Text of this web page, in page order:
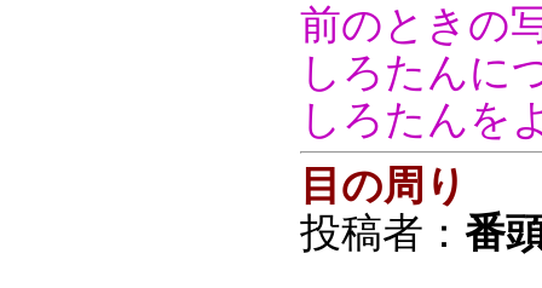
前のときの
しろたんに
しろたんを
目の周り
投稿者： 番